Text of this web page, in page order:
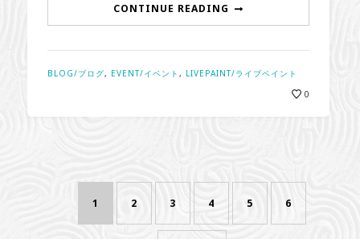
CONTINUE READING
BLOG/ブログ, EVENT/イベント , LIVEPAINT/ライブペイント
0
1 2 3 4 5 6